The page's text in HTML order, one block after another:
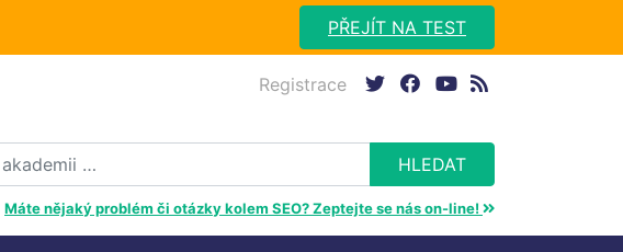
PŘEJÍT NA TEST
Registrace
Máte nějaký problém či otázky kolem SEO? Zeptejte se nás on-line!